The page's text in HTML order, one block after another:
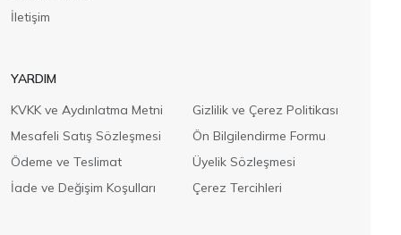
İletişim
YARDIM
KVKK ve Aydınlatma Metni
Gizlilik ve Çerez Politikası
Mesafeli Satış Sözleşmesi
Ön Bilgilendirme Formu
Ödeme ve Teslimat
Üyelik Sözleşmesi
İade ve Değişim Koşulları
Çerez Tercihleri